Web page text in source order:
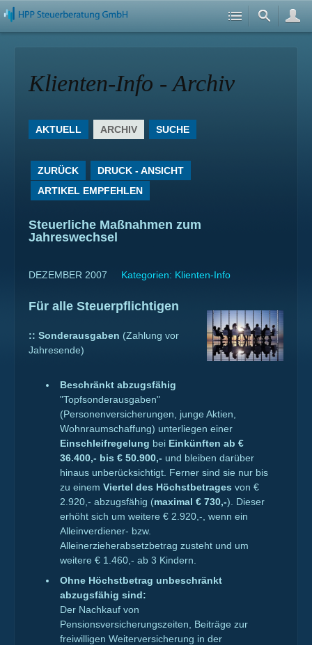
Klienten-Info - Archiv
AKTUELL ARCHIV SUCHE
ZURÜCK
DRUCK - ANSICHT
ARTIKEL EMPFEHLEN
Steuerliche Maßnahmen zum
Jahreswechsel
DEZEMBER 2007 Kategorien: Klienten-Info
Für alle Steuerpflichtigen
:: Sonderausgaben (Zahlung vor
Jahresende)
Beschränkt abzugsfähig
"Topfsonderausgaben"
(Personenversicherungen, junge Aktien,
Wohnraumschaffung) unterliegen einer
Einschleifregelung bei Einkünften ab €
36.400,- bis € 50.900,- und bleiben darüber
hinaus unberücksichtigt. Ferner sind sie nur bis
zu einem Viertel des Höchstbetrages von €
2.920,- abzugsfähig (maximal € 730,-). Dieser
erhöht sich um weitere € 2.920,-, wenn ein
Alleinverdiener- bzw.
Alleinerzieherabsetzbetrag zusteht und um
weitere € 1.460,- ab 3 Kindern.
Ohne Höchstbetrag unbeschränkt
abzugsfähig sind:
Der Nachkauf von
Pensionsversicherungszeiten, Beiträge zur
freiwilligen Weiterversicherung in der